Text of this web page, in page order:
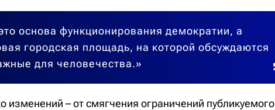
основа функционирования демократии, а
городская площадь, на которой обсуждаются
для человечества.»
изменений – от смягчения ограничений публикуемого